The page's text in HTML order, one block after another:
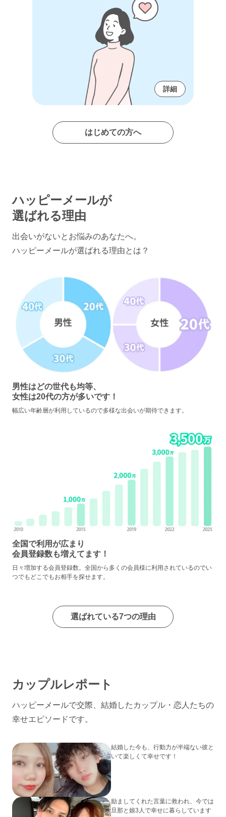
詳細
はじめての方へ
ハッピーメールが
選ばれる理由
出会いがないとお悩みのあなたへ。
ハッピーメールが選ばれる理由とは？
男性はどの世代も均等、
女性は20代の方が多いです！
幅広い年齢層が利用しているので多様な出会いが期待できます。
全国で利用が広まり
会員登録数も増えてます！
日々増加する会員登録数。全国から多くの会員様に利用されているのでい
つでもどこでもお相手を探せます。
選ばれている7つの理由
カップルレポート
ハッピーメールで交際、結婚したカップル・恋人たちの
幸せエピソードです。
結婚した今も、行動力が半端ない彼と
いて楽しくて幸せです！
励ましてくれた言葉に救われ、今では
旦那と娘3人で幸せに暮らしています